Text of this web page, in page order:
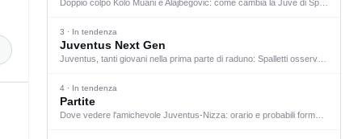
3 · In tendenza
Juventus Next Gen
4 · In tendenza
Partite